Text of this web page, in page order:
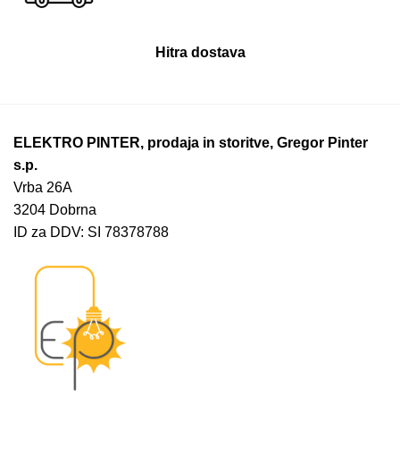
Hitra dostava
ELEKTRO PINTER, prodaja in storitve, Gregor Pinter
s.p.
Vrba 26A
3204 Dobrna
ID za DDV: SI 78378788